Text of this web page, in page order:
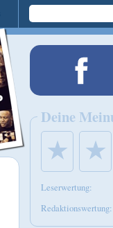
Deine
★ ★
Leserwertung:
Redaktionswertung: